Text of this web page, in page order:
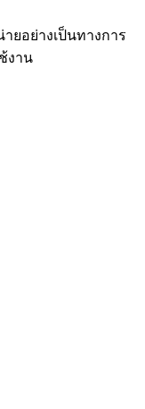
ยอย่างเป็นทางการ
งาน